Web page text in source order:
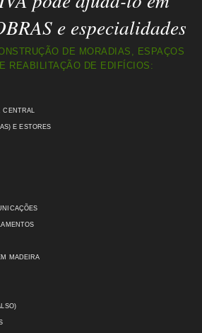
e especialidades
DE MORADIAS, ESPAÇOS
REABILITAÇÃO DE EDIFÍCIOS:
CENTRAL
E ESTORES
MADEIRA